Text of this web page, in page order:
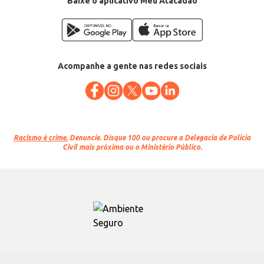
Acompanhe a gente nas redes sociais
Racismo é crime. Denuncie. Disque 100 ou procure a Delegacia de Polícia
Civil mais próxima ou o Ministério Público.